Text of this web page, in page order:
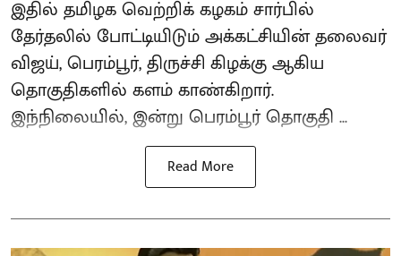
இதில் தமிழக வெற்றிக் கழகம் சார்பில்
தேர்தலில் போட்டியிடும் அக்கட்சியின் தலைவர்
விஜய், பெரம்பூர், திருச்சி கிழக்கு ஆகிய
தொகுதிகளில் களம் காண்கிறார்.
இந்நிலையில், இன்று பெரம்பூர் தொகுதி ...
Read More